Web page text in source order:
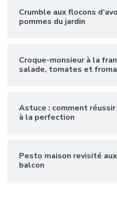
Crumble aux flocons
pommes du jardin
Croque-monsieur à la
salade, tomates et
Astuce : comment
à la perfection
Pesto maison revisité
balcon